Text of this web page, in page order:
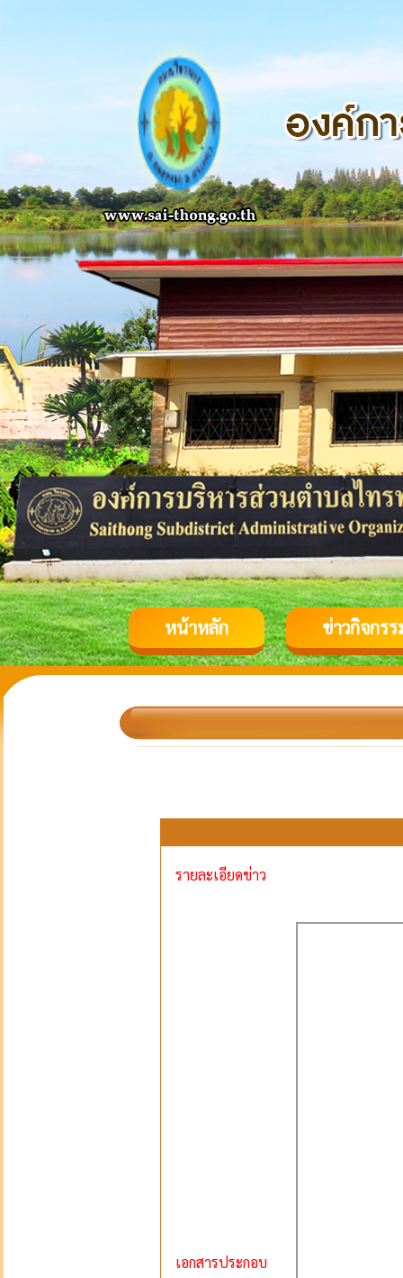
หน้าหลัก ข่าวกิจกรร
รายละเอียดข่าว
เอกสารประกอบ